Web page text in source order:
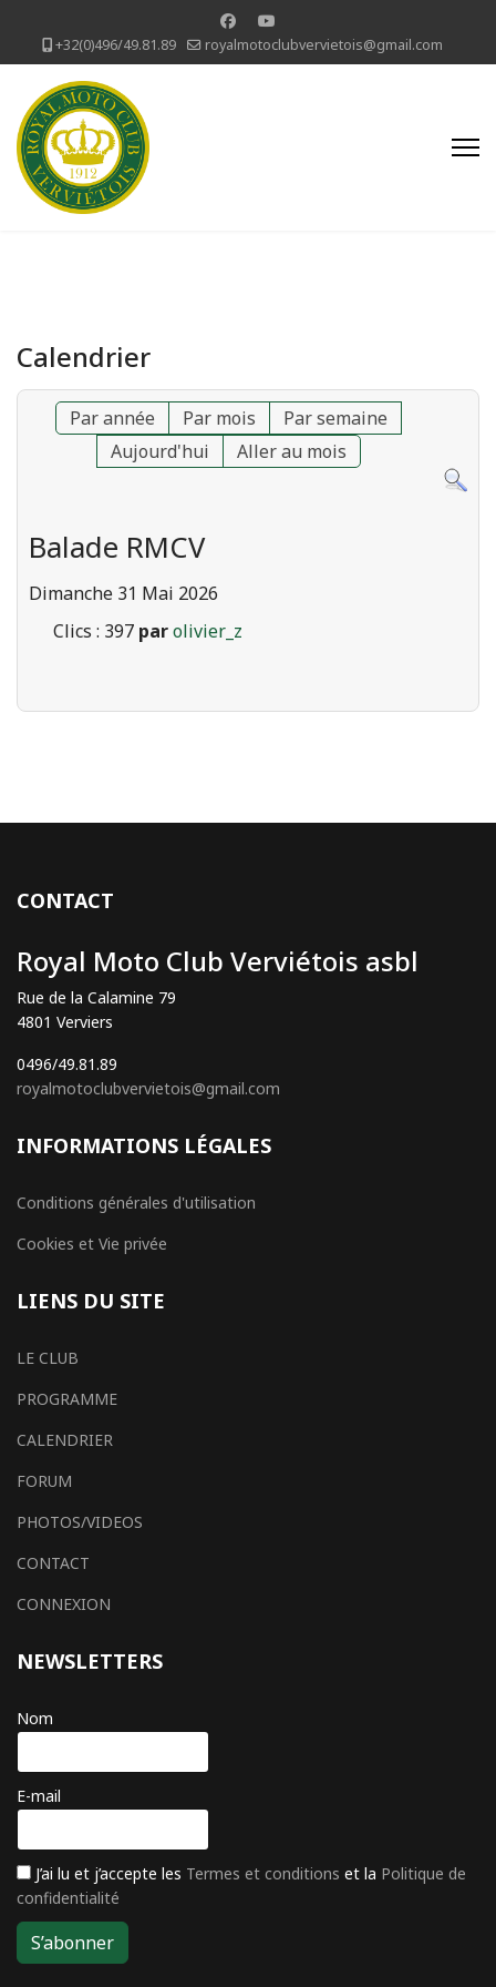
+32(0)496/49.81.89 royalmotoclubvervietois@gmail.com
Calendrier
Par année Par mois
Par semaine
Aujourd'hui
Aller au mois
Balade RMCV
Dimanche 31 Mai 2026
Clics : 397 parolivier_z
CONTACT
Royal Moto Club Verviétois asbl
Rue de la Calamine 79
4801 Verviers
0496/49.81.89
royalmotoclubvervietois@gmail.com
INFORMATIONS LÉGALES
Conditions générales d'utilisation
Cookies et Vie privée
LIENS DU SITE
LE CLUB
PROGRAMME
CALENDRIER
FORUM
PHOTOS/VIDEOS
CONTACT
CONNEXION
NEWSLETTERS
Nom
E-mail
J’ai lu et j’accepte les Termes et conditions et la Politique de
confidentialité
S’abonner